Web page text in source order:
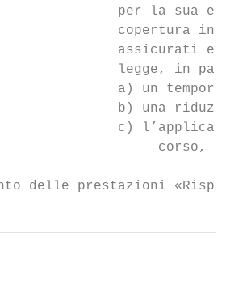
per la sua
copertura
assicurati e
legge, in
a) un
b) una
c)
corso,
delle prestazioni